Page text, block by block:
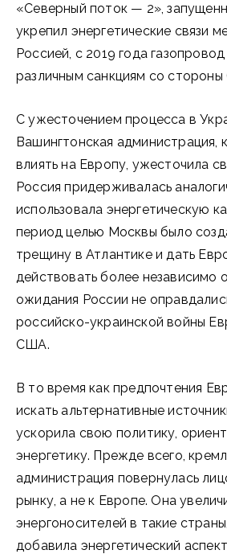
«Северный поток — 2»,
укрепил энергетические связи
Россией, с 2019 года
различным санкциям со
С ужесточением процесса в
Вашингтонская администрация,
влиять на Европу, ужесточила
Россия придерживалась
использовала энергетическую
период целью Москвы было
трещину в Атлантике и дать
действовать более
ожидания России не
российско-украинской войны
США.
В то время как предпочтения
искать альтернативные
ускорила свою политику,
энергетику. Прежде всего,
администрация повернулась
рынку, а не к Европе. Она
энергоносителей в такие
добавила энергетический